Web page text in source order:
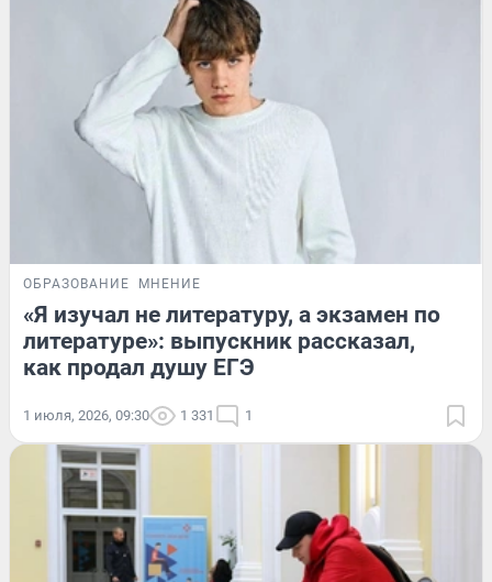
ОБРАЗОВАНИЕ МНЕНИЕ
«Я изучал не литературу, а экзамен по
литературе»: выпускник рассказал,
как продал душу ЕГЭ
1 июля, 2026, 09:30 1 331 1